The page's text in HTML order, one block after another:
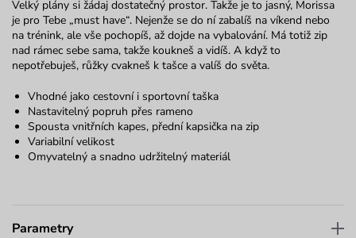
Velký plány si žádaj dostatečný prostor. Takže je to jasný, Morissa
je pro Tebe „must have“. Nejenže se do ní zabalíš na víkend nebo
na trénink, ale vše pochopíš, až dojde na vybalování. Má totiž zip
nad rámec sebe sama, takže koukneš a vidíš. A když to
nepotřebuješ, růžky cvakneš k tašce a valíš do světa.
Vhodné jako cestovní i sportovní taška
Nastavitelný popruh přes rameno
Spousta vnitřních kapes, přední kapsička na zip
Variabilní velikost
Omyvatelný a snadno udržitelný materiál
Parametry